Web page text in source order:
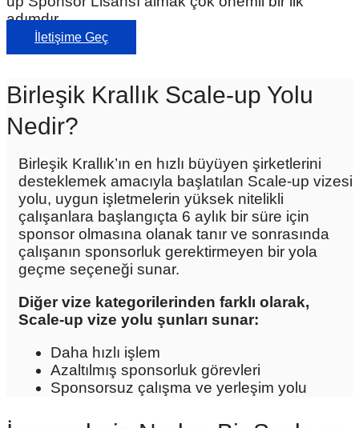
adımdır.
İletişime Geç
Birleşik Krallık Scale-up Yolu
Nedir?
Birleşik Krallık’ın en hızlı büyüyen şirketlerini
desteklemek amacıyla başlatılan Scale-up vizesi
yolu, uygun işletmelerin yüksek nitelikli
çalışanlara başlangıçta 6 aylık bir süre için
sponsor olmasına olanak tanır ve sonrasında
çalışanın sponsorluk gerektirmeyen bir yola
geçme seçeneği sunar.
Diğer vize kategorilerinden farklı olarak,
Scale-up vize yolu şunları sunar:
Daha hızlı işlem
Azaltılmış sponsorluk görevleri
Sponsorsuz çalışma ve yerleşim yolu